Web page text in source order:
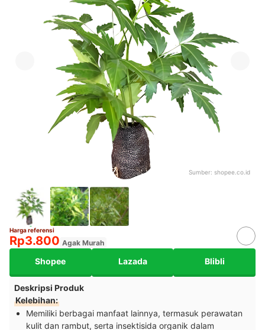
Sumber: shopee.co.id
Harga referensi
Rp3.800 Agak Murah
Shopee Lazada Blibli
Deskripsi Produk
Kelebihan:
Memiliki berbagai manfaat lainnya, termasuk perawatan
kulit dan rambut, serta insektisida organik dalam